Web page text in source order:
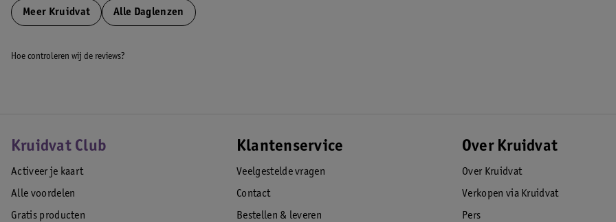
Meer Kruidvat Alle Daglenzen
Hoe controleren wij de reviews?
Kruidvat Club
Activeer je kaart
Alle voordelen
Gratis producten
Klantenservice
Veelgestelde vragen
Contact
Bestellen & leveren
Over Kruidvat
Over Kruidvat
Verkopen via Kruidvat
Pers